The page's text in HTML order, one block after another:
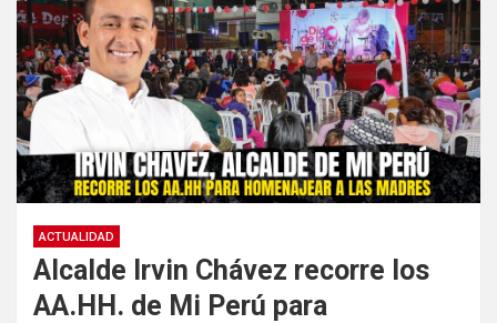
ACTUALIDAD
Alcalde Irvin Chávez recorre los
AA.HH. de Mi Perú para